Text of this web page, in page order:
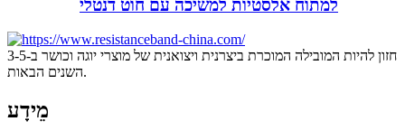
למתוח אלסטיות למשיכה עם חוט דנטלי
חזון להיות המובילה המוכרת ביצרנית ויצואנית של מוצרי יוגה וכושר ב-3-5
השנים הבאות.
מֵידָע